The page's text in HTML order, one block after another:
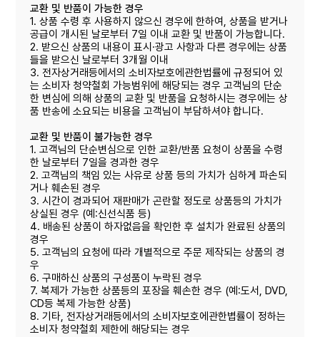
교환 및 반품이 가능한 경우
1. 상품 수령 후 사용하지 않으신 경우에 한하여, 상품을 받거나
공급이 개시된 날로부터 7일 이내 교환 및 반품이 가능합니다.
2. 받으신 상품의 내용이 표시·광고 사항과 다른 경우에는 상품
들을 받으신 날로부터 3개월 이내
3. 전자상거래등에서의 소비자보호에관한법률에 규정되어 있
는 소비자 청약철회 가능범위에 해당되는 경우 고객님의 단순
한 변심에 의해 상품의 교환 및 반품을 요청하시는 경우에는 상
품 반송에 소요되는 비용을 고객님이 부담하셔야 합니다.
교환 및 반품이 불가능한 경우
1. 고객님의 단순변심으로 인한 교환/반품 요청이 상품을 수령
한 날로부터 7일을 경과한 경우
2. 고객님의 책임 있는 사유로 상품 등의 가치가 심하게 파손되
거나 훼손된 경우
3. 시간이 경과되어 재판매가 곤란할 정도로 상품등의 가치가
상실된 경우 (예:신선식품 등)
4. 배송된 상품이 하자없음을 확인한 후 설치가 완료된 상품의
경우
5. 고객님의 요청에 따라 개별적으로 주문 제작되는 상품의 경
우
6. 구매하신 상품의 구성품이 누락된 경우
7. 복제가 가능한 상품등의 포장을 훼손한 경우 (예:도서, DVD,
CD등 복제 가능한 상품)
8. 기타, 전자상거래등에서의 소비자보호에관한볍률이 정하는
소비자 청약철회 제한에 해당되는 경우